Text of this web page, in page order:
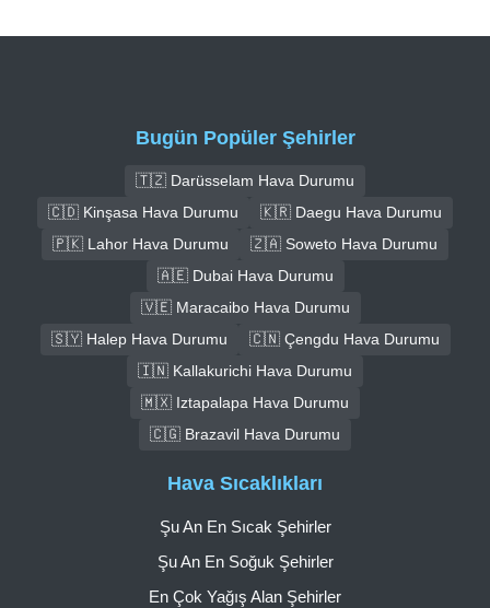
Bugün Popüler Şehirler
🇹🇿 Darüsselam Hava Durumu
🇨🇩 Kinşasa Hava Durumu
🇰🇷 Daegu Hava Durumu
🇵🇰 Lahor Hava Durumu
🇿🇦 Soweto Hava Durumu
🇦🇪 Dubai Hava Durumu
🇻🇪 Maracaibo Hava Durumu
🇸🇾 Halep Hava Durumu
🇨🇳 Çengdu Hava Durumu
🇮🇳 Kallakurichi Hava Durumu
🇲🇽 Iztapalapa Hava Durumu
🇨🇬 Brazavil Hava Durumu
Hava Sıcaklıkları
Şu An En Sıcak Şehirler
Şu An En Soğuk Şehirler
En Çok Yağış Alan Şehirler